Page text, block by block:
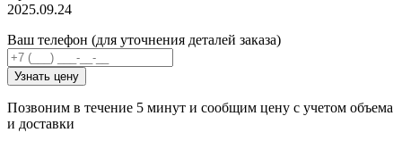
2025.09.24
Ваш телефон (для уточнения деталей заказа)
Узнать цену
Позвоним в течение 5 минут и сообщим цену с учетом объема
и доставки